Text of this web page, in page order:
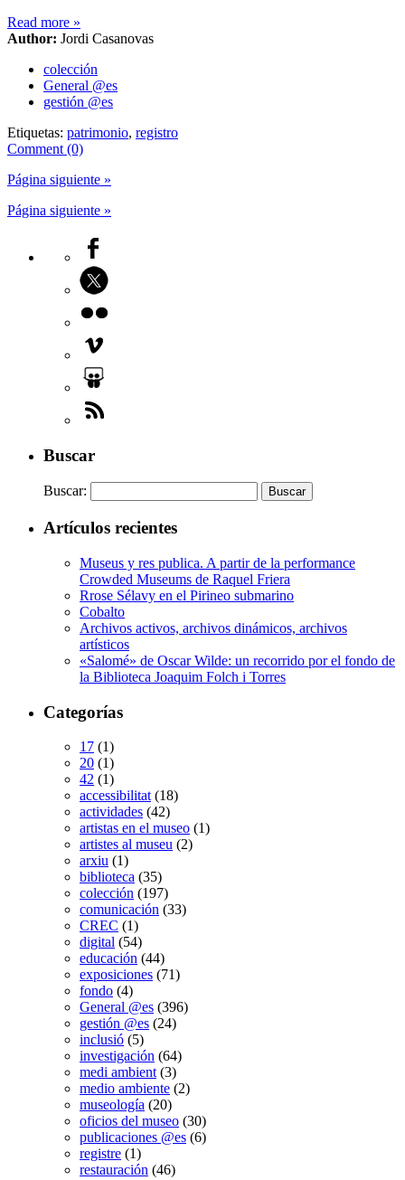
Read more »
Author: Jordi Casanovas
colección
General @es
gestión @es
Etiquetas: patrimonio, registro
Comment (0)
Página siguiente »
Página siguiente »
Buscar
Buscar:
Artículos recientes
Museus y res publica. A partir de la performance
Crowded Museums de Raquel Friera
Rrose Sélavy en el Pirineo submarino
Cobalto
Archivos activos, archivos dinámicos, archivos
artísticos
«Salomé» de Oscar Wilde: un recorrido por el fondo de
la Biblioteca Joaquim Folch i Torres
Categorías
17 (1)
20 (1)
42 (1)
accessibilitat (18)
actividades (42)
artistas en el museo (1)
artistes al museu (2)
arxiu (1)
biblioteca (35)
colección (197)
comunicación (33)
CREC (1)
digital (54)
educación (44)
exposiciones (71)
fondo (4)
General @es (396)
gestión @es (24)
inclusió (5)
investigación (64)
medi ambient (3)
medio ambiente (2)
museología (20)
oficios del museo (30)
publicaciones @es (6)
registre (1)
restauración (46)